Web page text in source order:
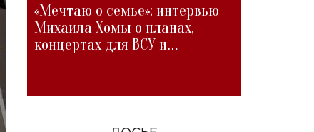
«Мечтаю о семье»: интервью
Михаила Хомы о планах,
концертах для ВСУ и